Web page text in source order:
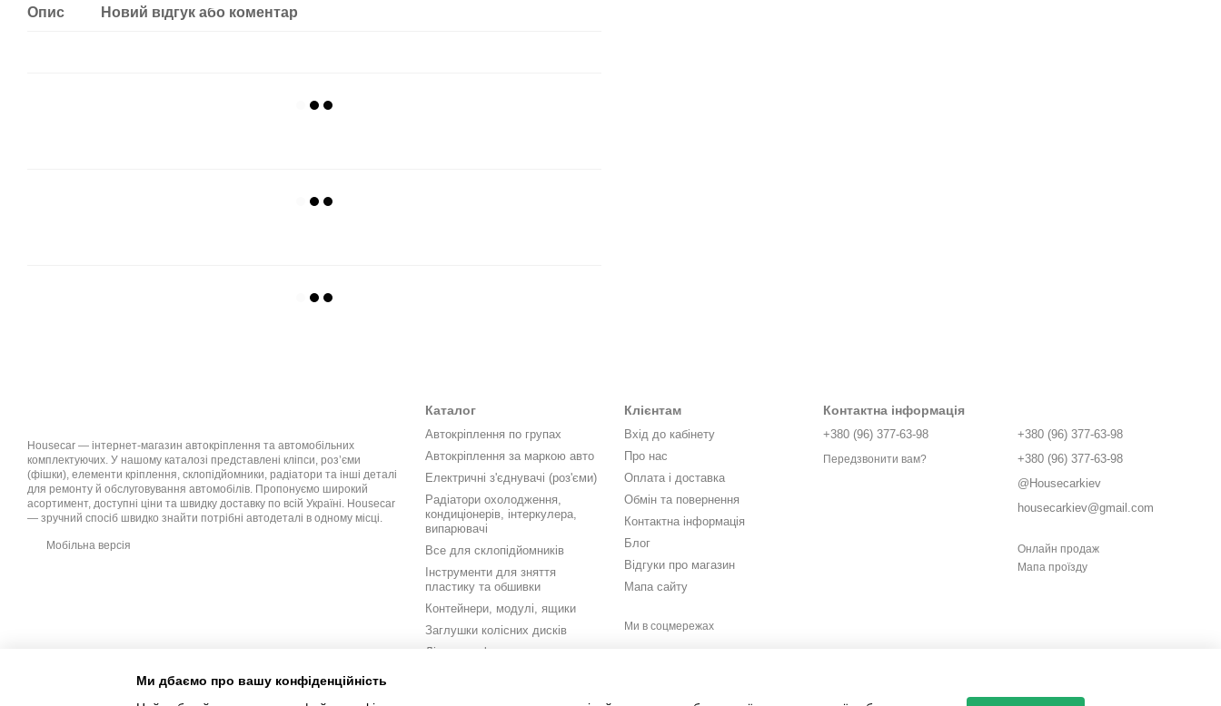
Опис Новий відгук або коментар
Housecar — інтернет-магазин автокріплення та автомобільних
комплектуючих. У нашому каталозі представлені кліпси, роз’єми
(фішки), елементи кріплення, склопідйомники, радіатори та інші деталі
для ремонту й обслуговування автомобілів. Пропонуємо широкий
асортимент, доступні ціни та швидку доставку по всій Україні. Housecar
— зручний спосіб швидко знайти потрібні автодеталі в одному місці.
Мобільна версія
Каталог
Автокріплення по групах
Автокріплення за маркою авто
Електричні з'єднувачі (роз'єми)
Радіатори охолодження,
кондиціонерів, інтеркулера,
випарювачі
Все для склопідйомників
Інструменти для зняття
пластику та обшивки
Контейнери, модулі, ящики
Заглушки колісних дисків
Літери, цифри, значки,
Клієнтам
Вхід до кабінету
Про нас
Оплата і доставка
Обмін та повернення
Контактна інформація
Блог
Відгуки про магазин
Мапа сайту
Ми в соцмережах
Контактна інформація
+380 (96) 377-63-98
Передзвонити вам?
+380 (96) 377-63-98
+380 (96) 377-63-98
@Housecarkiev
housecarkiev@gmail.com
Онлайн продаж
Мапа проїзду
Ми дбаємо про вашу конфіденційність